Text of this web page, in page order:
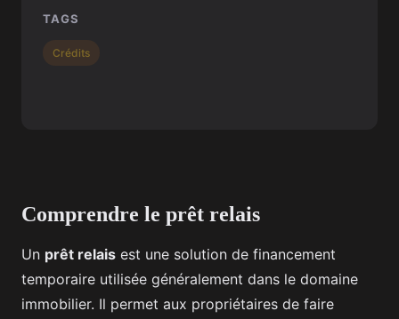
Comprendre le prêt relais
Un prêt relais est une solution de financement
temporaire utilisée généralement dans le domaine
immobilier. Il permet aux propriétaires de faire
TAGS
Crédits